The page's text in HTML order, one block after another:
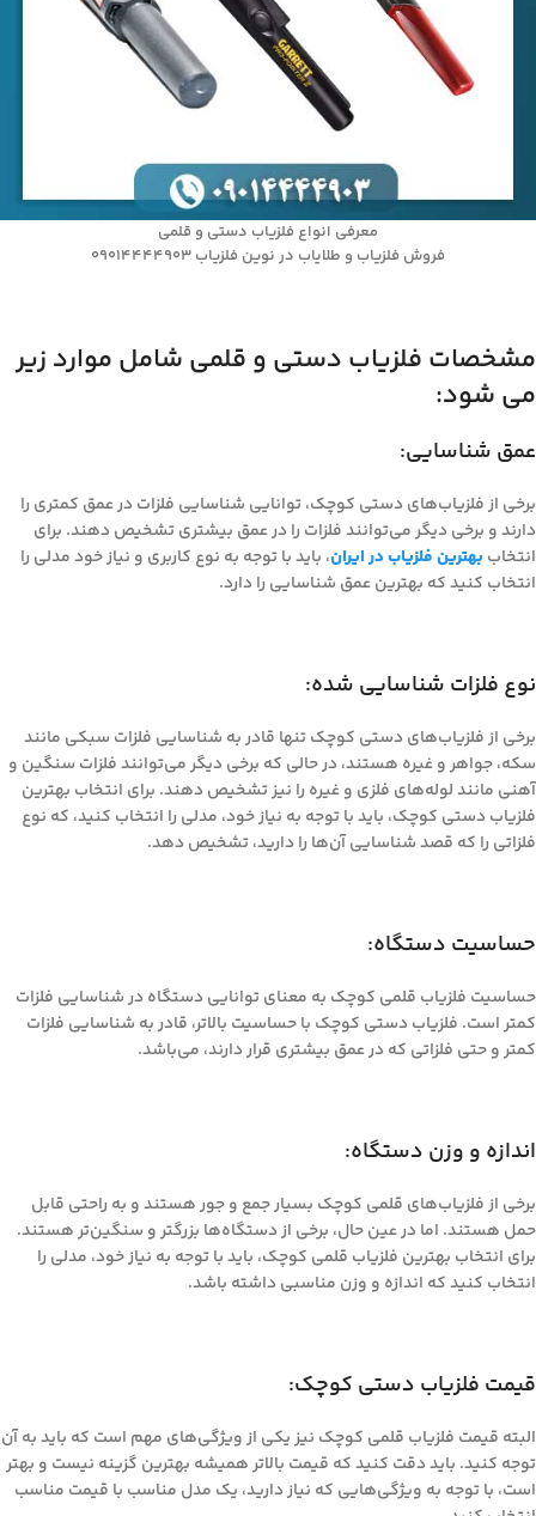
معرفی انواع فلزیاب دستی و قلمی
فروش فلزیاب و طلایاب در نوین فلزیاب 09014444903
مشخصات فلزیاب دستی و قلمی شامل موارد زیر
می شود:
عمق شناسایی:
برخی از فلزیاب‌های دستی کوچک، توانایی شناسایی فلزات در عمق کمتری را
دارند و برخی دیگر می‌توانند فلزات را در عمق بیشتری تشخیص دهند. برای
انتخاب بهترین فلزیاب در ایران، باید با توجه به نوع کاربری و نیاز خود مدلی را
انتخاب کنید که بهترین عمق شناسایی را دارد.
نوع فلزات شناسایی شده:
برخی از فلزیاب‌های دستی کوچک تنها قادر به شناسایی فلزات سبکی مانند
سکه، جواهر و غیره هستند، در حالی که برخی دیگر می‌توانند فلزات سنگین و
آهنی مانند لوله‌های فلزی و غیره را نیز تشخیص دهند. برای انتخاب بهترین
فلزیاب دستی کوچک، باید با توجه به نیاز خود، مدلی را انتخاب کنید، که نوع
فلزاتی را که قصد شناسایی آن‌ها را دارید، تشخیص دهد.
حساسیت دستگاه:
حساسیت فلزیاب قلمی کوچک به معنای توانایی دستگاه در شناسایی فلزات
کمتر است. فلزیاب دستی کوچک با حساسیت بالاتر، قادر به شناسایی فلزات
کمتر و حتی فلزاتی که در عمق بیشتری قرار دارند، می‌باشد.
اندازه و وزن دستگاه:
برخی از فلزیاب‌های قلمی کوچک بسیار جمع و جور هستند و به راحتی قابل
حمل هستند. اما در عین حال، برخی از دستگاه‌ها بزرگتر و سنگین‌تر هستند.
برای انتخاب بهترین فلزیاب قلمی کوچک، باید با توجه به نیاز خود، مدلی را
انتخاب کنید که اندازه و وزن مناسبی داشته باشد.
قیمت فلزیاب دستی کوچک:
البته قیمت فلزیاب قلمی کوچک نیز یکی از ویژگی‌های مهم است که باید به آن
توجه کنید. باید دقت کنید که قیمت بالاتر همیشه بهترین گزینه نیست و بهتر
است، با توجه به ویژگی‌هایی که نیاز دارید، یک مدل مناسب با قیمت مناسب